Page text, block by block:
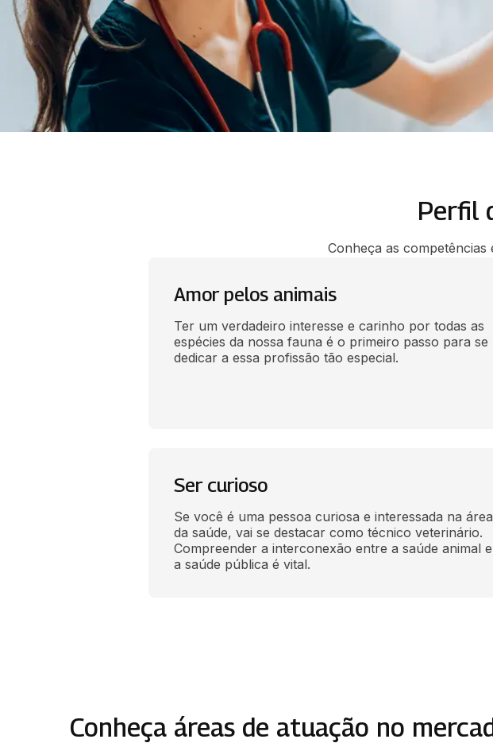
Perfil
Conheça as competências
Amor pelos animais
Ter um verdadeiro interesse e carinho por todas as
espécies da nossa fauna é o primeiro passo para se
dedicar a essa profissão tão especial.
Ser curioso
Se você é uma pessoa curiosa e interessada na área
da saúde, vai se destacar como técnico veterinário.
Compreender a interconexão entre a saúde animal e
a saúde pública é vital.
Conheça áreas de atuação no